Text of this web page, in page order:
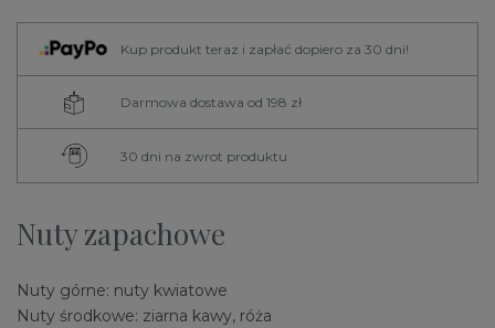
Kup produkt teraz i zapłać dopiero za 30 dni!
Darmowa dostawa od 198 zł
30 dni na zwrot produktu
Nuty zapachowe
Nuty górne: nuty kwiatowe
Nuty środkowe: ziarna kawy, róża